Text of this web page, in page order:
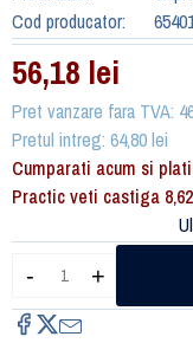
Cod producator:
56,18 lei
Pret vanzare fara TVA:
Pretul intreg: 64,80 lei
Cumparati acum si
Practic veti castiga
-
+